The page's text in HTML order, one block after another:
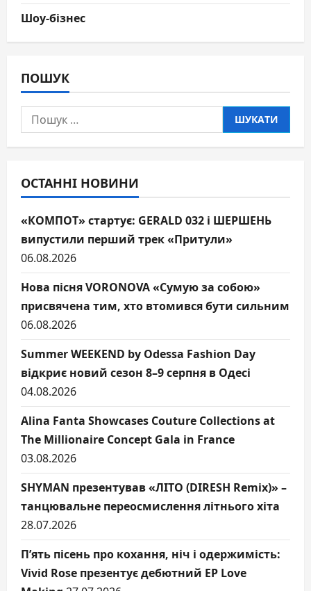
Шоу-бізнес
ПОШУК
Пошук:
ОСТАННІ НОВИНИ
«КОМПОТ» стартує: GERALD 032 і ШЕРШЕНЬ
випустили перший трек «Притули»
06.08.2026
Нова пісня VORONOVA «Сумую за собою»
присвячена тим, хто втомився бути сильним
06.08.2026
Summer WEEKEND by Odessa Fashion Day
відкриє новий сезон 8–9 серпня в Одесі
04.08.2026
Alina Fanta Showcases Couture Collections at
The Millionaire Concept Gala in France
03.08.2026
SHYMAN презентував «ЛІТО (DIRESH Remix)» –
танцювальне переосмислення літнього хіта
28.07.2026
П’ять пісень про кохання, ніч і одержимість:
Vivid Rose презентує дебютний EP Love